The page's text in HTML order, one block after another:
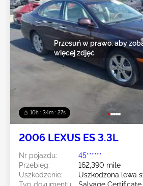
10h : 34m : 24s
Przesuń w prawo, aby
więcej zdjęć
2006 LEXUS ES 3.3L
Nr pojazdu:
45******
Przebieg:
162,390 mile
Uszkodzenie:
Uszkodzona lewa